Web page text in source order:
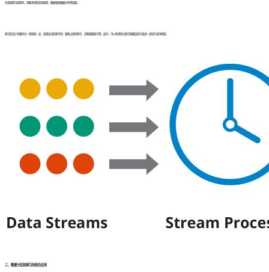
在选择索引类型时，需要考虑到查询类型、数据量和数据分布等因素。
索引的设计也要符合一些原则，如：选择适当的索引列、避免过多的索引、定期重建索引等。此外，可以利用复合索引和覆盖索引来进一步提升查询性能。
三、数据分区和索引的综合应用